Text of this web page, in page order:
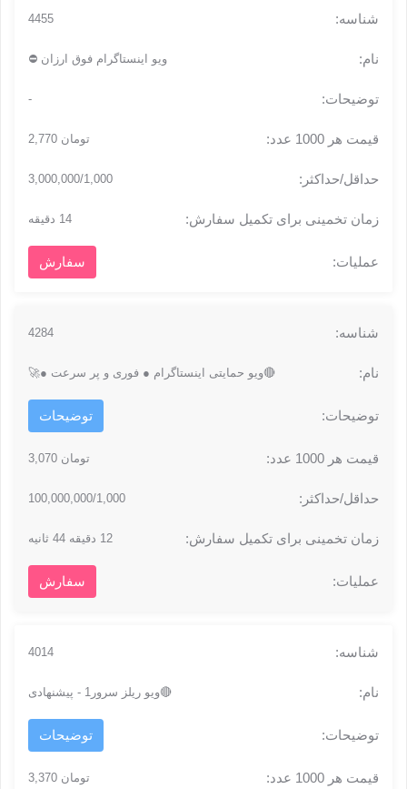
4455
ویو اینستاگرام فوق ارزان ⛔
-
تومان 2,770
3,000,000/1,000
14 دقیقه
سفارش
4284
🔴ویو حمایتی اینستاگرام ● فوری و پر سرعت ●🚀
توضیحات
تومان 3,070
100,000,000/1,000
12 دقیقه 44 ثانیه
سفارش
4014
🔴ویو ریلز سرور1 - پیشنهادی
توضیحات
تومان 3,370